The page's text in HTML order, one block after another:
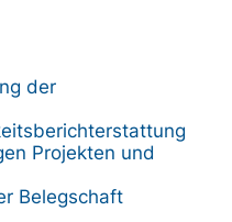
der
Projekten und
Belegschaft